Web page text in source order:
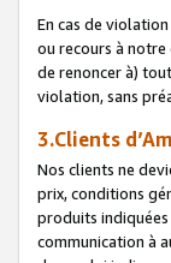
En cas de
ou recours à
de renoncer à)
violation, sans
3.Clients
Nos clients ne
prix, conditions
produits indiquées
communication à